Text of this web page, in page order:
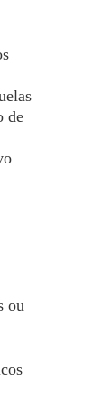
de
ou